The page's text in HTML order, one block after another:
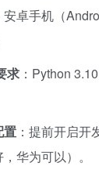
安卓手机（
求 ：Python
置 ：提前开启
华为可以）。